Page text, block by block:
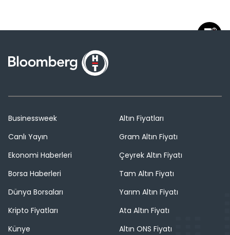
Businessweek
Canlı Yayın
Ekonomi Haberleri
Borsa Haberleri
Dünya Borsaları
Kripto Fiyatları
Künye
Altın Fiyatları
Gram Altın Fiyatı
Çeyrek Altın Fiyatı
Tam Altın Fiyatı
Yarım Altın Fiyatı
Ata Altın Fiyatı
Altın ONS Fiyatı